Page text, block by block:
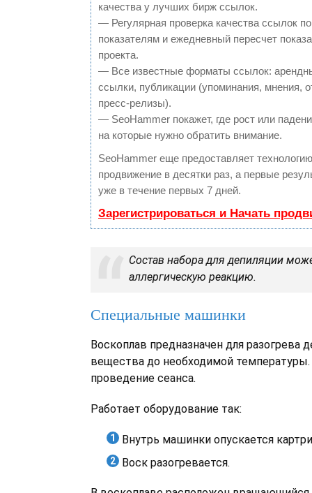
качества у лучших бирж ссылок.
— Регулярная проверка качества ссылок
показателям и ежедневный пересчет
проекта.
— Все известные форматы ссылок:
ссылки, публикации (упоминания, мнения,
пресс-релизы).
— SeoHammer покажет, где рост или
на которые нужно обратить внимание.
SeoHammer еще предоставляет
продвижение в десятки раз, а первые
уже в течение первых 7 дней.
Зарегистрироваться и Начать
Состав набора для депиляции
аллергическую реакцию.
Специальные машинки
Воскоплав предназначен для разогрева
вещества до необходимой температуры.
проведение сеанса.
Работает оборудование так:
Внутрь машинки опускается
Воск разогревается.